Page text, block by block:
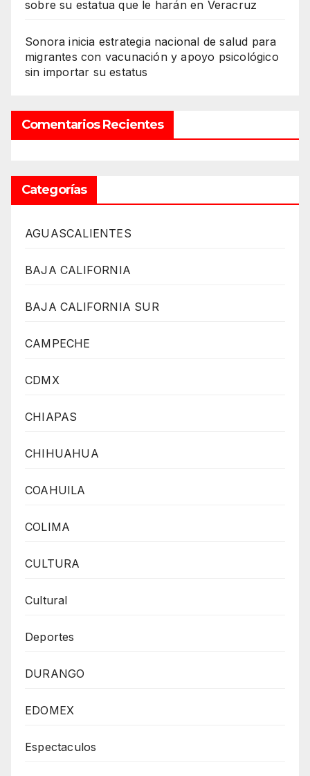
sobre su estatua que le harán en Veracruz
Sonora inicia estrategia nacional de salud para
migrantes con vacunación y apoyo psicológico
sin importar su estatus
Comentarios Recientes
Categorías
AGUASCALIENTES
BAJA CALIFORNIA
BAJA CALIFORNIA SUR
CAMPECHE
CDMX
CHIAPAS
CHIHUAHUA
COAHUILA
COLIMA
CULTURA
Cultural
Deportes
DURANGO
EDOMEX
Espectaculos